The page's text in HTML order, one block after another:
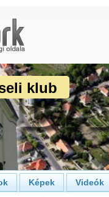
klub
Képek Videók